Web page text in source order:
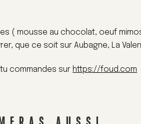
( mousse au chocolat, oeuf
que ce soit sur Aubagne, La
commandes sur https://foud.com